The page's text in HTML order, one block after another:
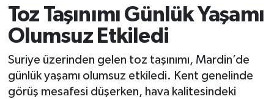
Toz Taşınımı Günlük Yaşamı
Olumsuz Etkiledi
Suriye üzerinden gelen toz taşınımı, Mardin’de
günlük yaşamı olumsuz etkiledi. Kent genelinde
görüş mesafesi düşerken, hava kalitesindeki